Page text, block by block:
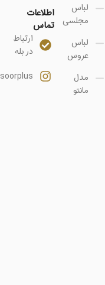
لباس
مجلسی
لباس
عروس
مدل
مانتو
اطلاعات
تماس
ارتباط
در بله
soorplus@